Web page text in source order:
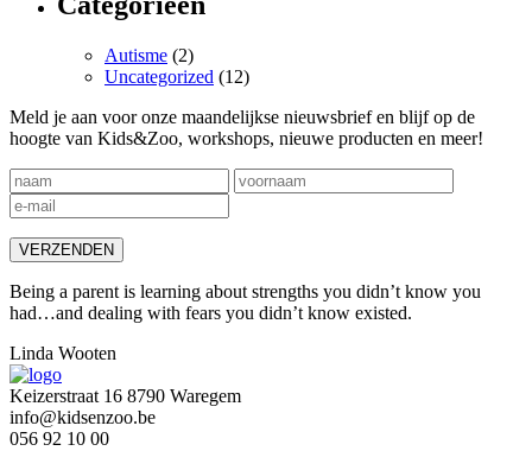
Autisme (2)
Uncategorized (12)
Meld je aan voor onze maandelijkse nieuwsbrief en blijf op de
hoogte van Kids&Zoo, workshops, nieuwe producten en meer!
Being a parent is learning about strengths you didn’t know you
had…and dealing with fears you didn’t know existed.
Linda Wooten
Keizerstraat 16 8790 Waregem
info@kidsenzoo.be
056 92 10 00